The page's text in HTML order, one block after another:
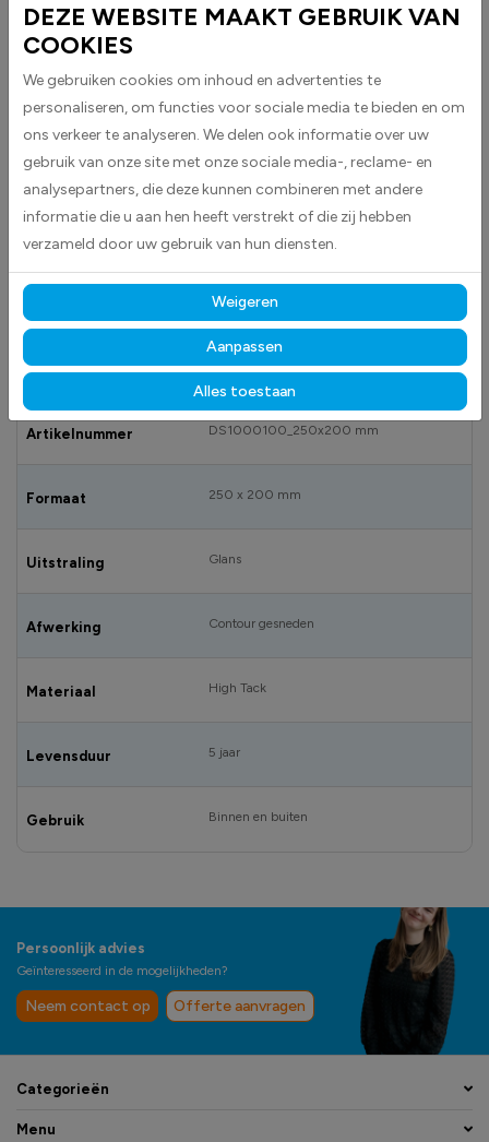
Custom sticker maken?
BESCHRIJVING
Ondergronds hydrant stickers worden geleverd als rechthoekige
stickers.
Deze worden standaard geleverd in rood met daarin een wit pictogram.
SPECIFICATIES
Artikelnummer DS1000100_250x200 mm
Formaat 250 x 200 mm
Uitstraling Glans
Afwerking Contour gesneden
Materiaal High Tack
Levensduur 5 jaar
Gebruik Binnen en buiten
Persoonlijk advies
Geïnteresseerd in de mogelijkheden?
Neem contact op Offerte aanvragen
Categorieën
Menu
DEZE WEBSITE MAAKT GEBRUIK VAN
COOKIES
We gebruiken cookies om inhoud en advertenties te
personaliseren, om functies voor sociale media te bieden en om
ons verkeer te analyseren. We delen ook informatie over uw
gebruik van onze site met onze sociale media-, reclame- en
analysepartners, die deze kunnen combineren met andere
informatie die u aan hen heeft verstrekt of die zij hebben
verzameld door uw gebruik van hun diensten.
Weigeren
Aanpassen
Alles toestaan